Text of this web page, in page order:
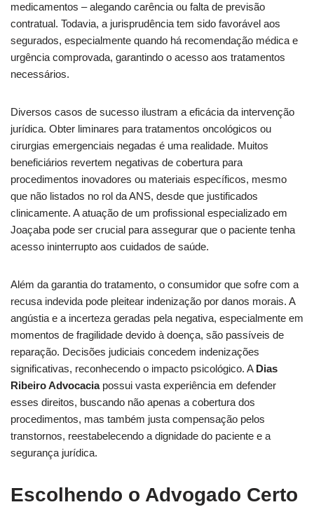
medicamentos – alegando carência ou falta de previsão
contratual. Todavia, a jurisprudência tem sido favorável aos
segurados, especialmente quando há recomendação médica e
urgência comprovada, garantindo o acesso aos tratamentos
necessários.
Diversos casos de sucesso ilustram a eficácia da intervenção
jurídica. Obter liminares para tratamentos oncológicos ou
cirurgias emergenciais negadas é uma realidade. Muitos
beneficiários revertem negativas de cobertura para
procedimentos inovadores ou materiais específicos, mesmo
que não listados no rol da ANS, desde que justificados
clinicamente. A atuação de um profissional especializado em
Joaçaba pode ser crucial para assegurar que o paciente tenha
acesso ininterrupto aos cuidados de saúde.
Além da garantia do tratamento, o consumidor que sofre com a
recusa indevida pode pleitear indenização por danos morais. A
angústia e a incerteza geradas pela negativa, especialmente em
momentos de fragilidade devido à doença, são passíveis de
reparação. Decisões judiciais concedem indenizações
significativas, reconhecendo o impacto psicológico. A Dias
Ribeiro Advocaciapossui vasta experiência em defender
esses direitos, buscando não apenas a cobertura dos
procedimentos, mas também justa compensação pelos
transtornos, reestabelecendo a dignidade do paciente e a
segurança jurídica.
Escolhendo o Advogado Certo